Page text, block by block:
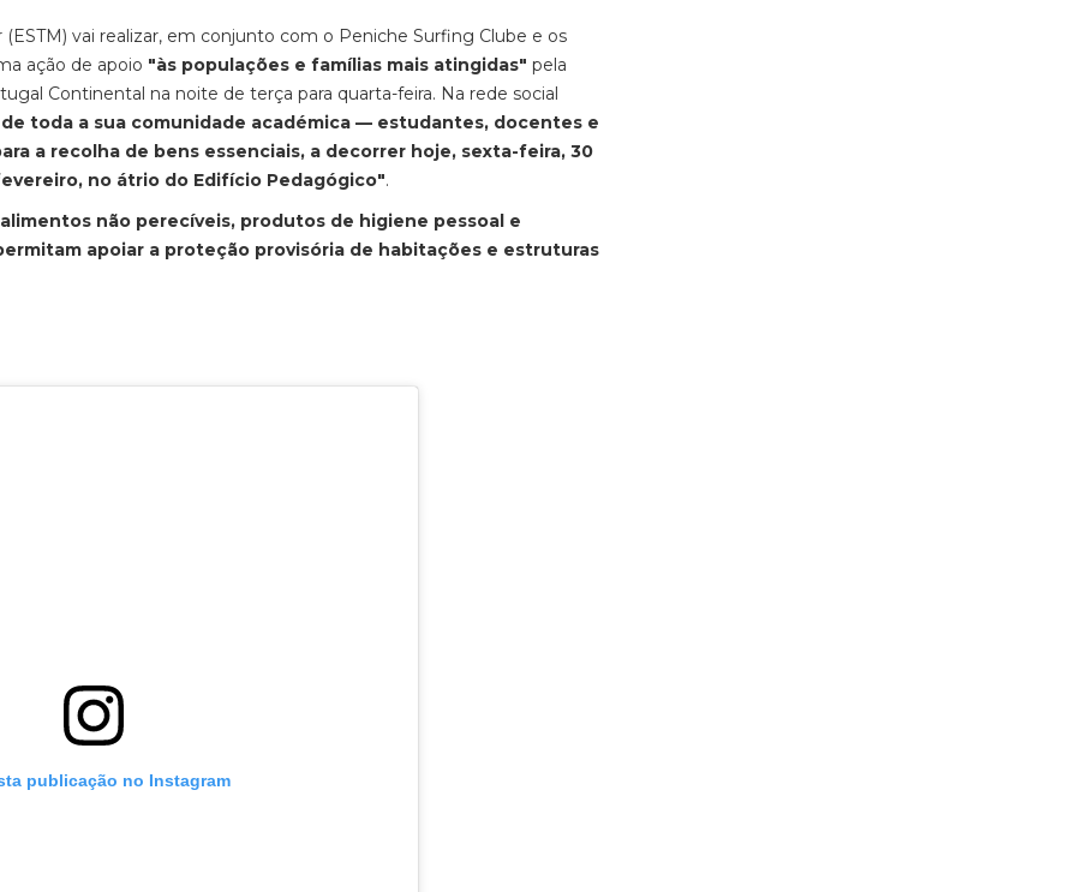
vai realizar, em conjunto com o Peniche Surfing Clube e os
ação de apoio "às populações e famílias mais atingidas" pela
Continental na noite de terça para quarta-feira. Na rede social
toda a sua comunidade académica — estudantes, docentes e
a recolha de bens essenciais, a decorrer hoje, sexta-feira, 30
no átrio do Edifício Pedagógico".
não perecíveis, produtos de higiene pessoal e
apoiar a proteção provisória de habitações e estruturas
publicação no Instagram